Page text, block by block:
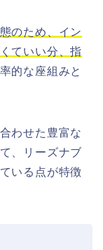
のため、イン
ていい分、指
的な座組みと
わせた豊富な
、リーズナブ
いる点が特徴